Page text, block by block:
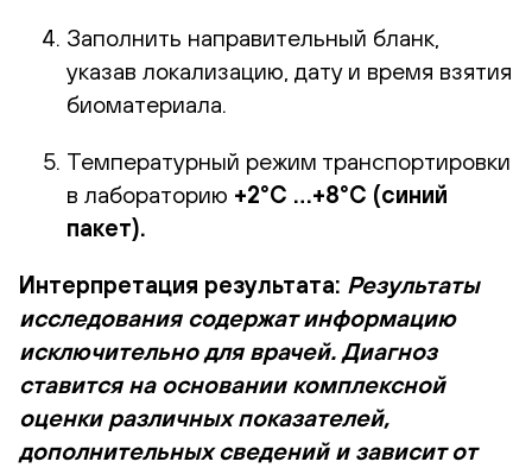
Заполнить направительный бланк,
указав локализацию, дату и время взятия
биоматериала.
Температурный режим транспортировки
в лабораторию +2°С …+8°С (синий
пакет).
Интерпретация результата: Результаты
исследования содержат информацию
исключительно для врачей. Диагноз
ставится на основании комплексной
оценки различных показателей,
дополнительных сведений и зависит от